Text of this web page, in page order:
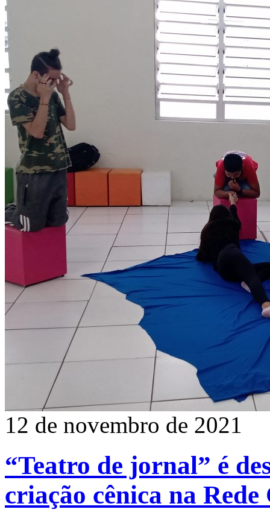
12 de novembro de 2021
“Teatro de jornal” é
criação cênica na